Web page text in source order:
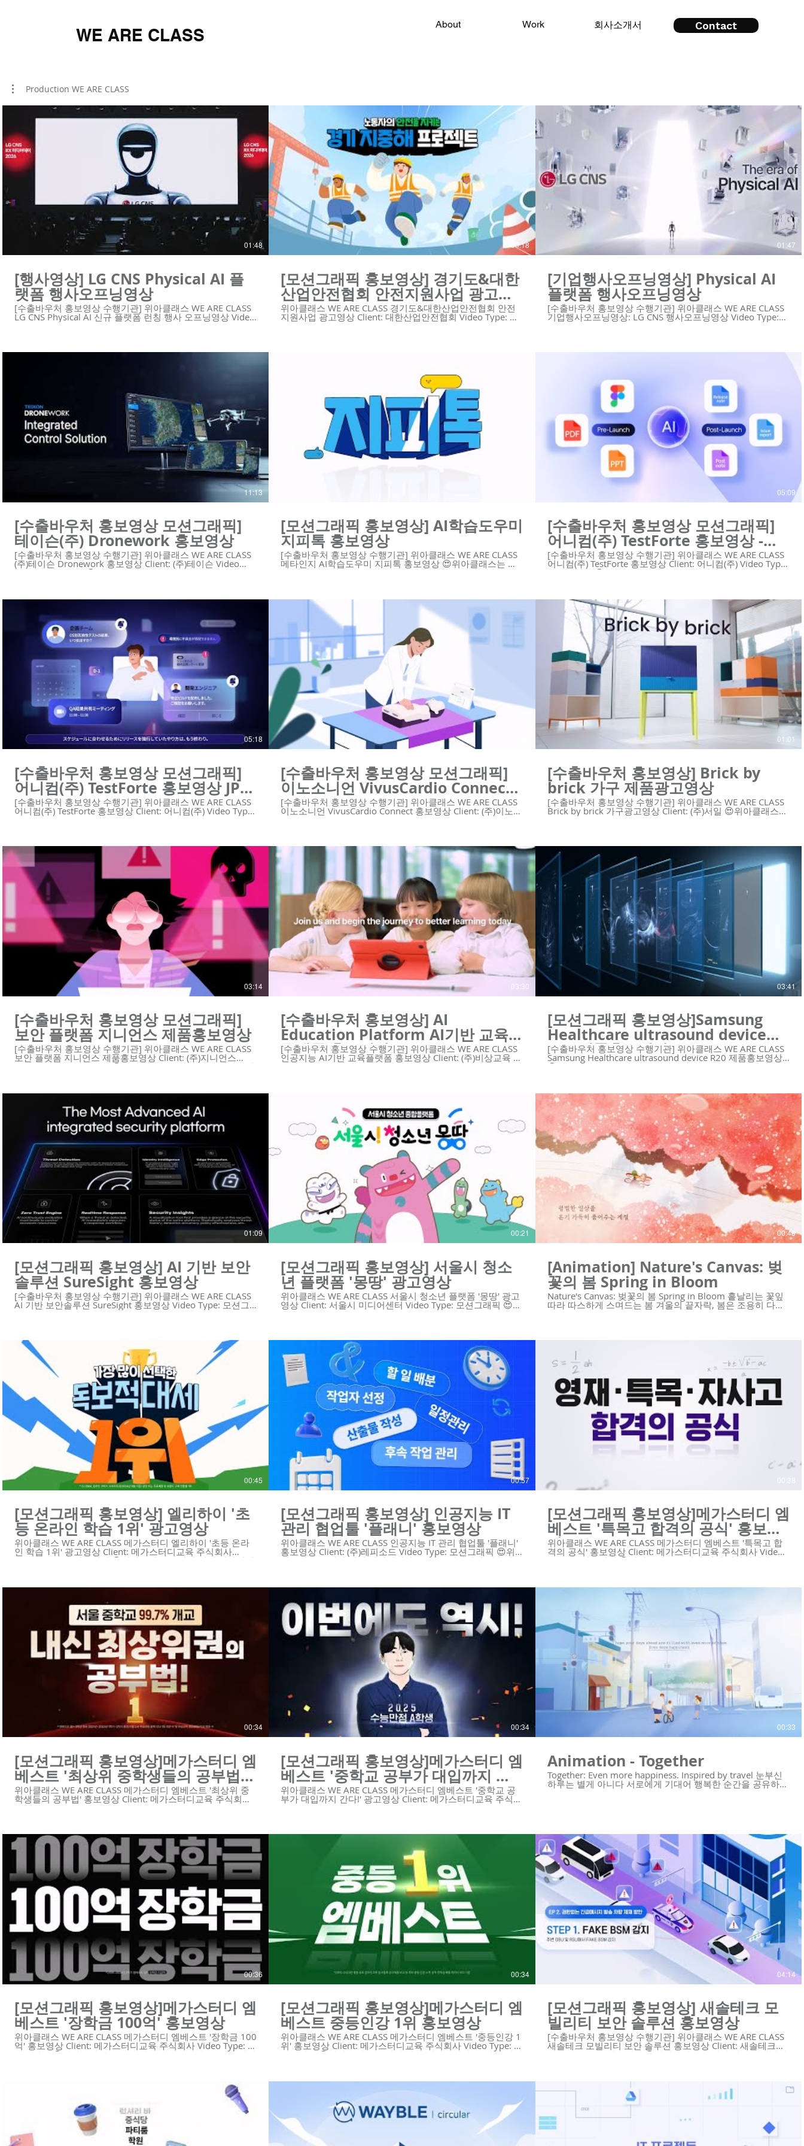
WE ARE CLASS
About Work 회사소개서 Contact
Production WE ARE CLASS
01:48
[행사영상] LG CNS Physical AI 플
랫폼 행사오프닝영상
[수출바우처 홍보영상 수행기관] 위아클래스 WE ARE CLASS
LG CNS Physical AI 신규 플랫폼 런칭 행사 오프닝영상 Video
Type: 모션그래픽, AI영상 😍위아클래스는 영상 제작 회사입
https://www.weareclass.com/ 👉 영상이 필요하세요? 최적
https://youtu.be/p9EDYvvK9Bg
https://youtu.be/kpo0fJLGFMc https://youtu.be/yCU-
vIJVz14 https://youtu.be/aos5Bwx1-Ec
https://youtu.be/njy9o7SofCc
https://youtu.be/YPW5QqLlKwA
https://youtu.be/j2JvoTsYe8U https://youtu.be/Zc2XbF-
zphI https://youtu.be/7_2JvfQmgRs
--------------------- 제작문의 Tel. 02-6953-0728 Mail.
mkcho@weareclass.com 🌐 Website: www.weareclass.com
00:18
[모션그래픽 홍보영상] 경기도&대한
산업안전협회 안전지원사업 광고영
상
위아클래스 WE ARE CLASS 경기도&대한산업안전협회 안전
지원사업 광고영상 Client: 대한산업안전협회 Video Type: 모
션그래픽 😍위아클래스는 영상 제작 회사입니다. 우리는 혁신
리오 https://youtu.be/NTDWvbvwS4A
https://youtu.be/ugC3AC4nr4I
https://youtu.be/k63M7P9AWaM
https://youtu.be/tRvDxK79uDI
https://youtu.be/UPBN1NEVPDg
https://youtu.be/wLIFMD5J1bI https://youtu.be/zw57-
고 #캐릭터애니메이션 #캐릭터제작 #경기도 #대한산업안전
01:47
[기업행사오프닝영상] Physical AI
플랫폼 행사오프닝영상
[수출바우처 홍보영상 수행기관] 위아클래스 WE ARE CLASS
기업행사오프닝영상: LG CNS 행사오프닝영상 Video Type:
모션그래픽, AI영상 😍위아클래스는 영상 제작 회사입니다.
https://www.weareclass.com/ 👉 영상이 필요하세요? 최적
홍보영상 포트폴리오 https://youtu.be/kmhPRH9RKGY
https://youtu.be/RPsAx7Q5hWk
https://youtu.be/p9EDYvvK9Bg
https://youtu.be/kpo0fJLGFMc https://youtu.be/yCU-
vIJVz14 https://youtu.be/aos5Bwx1-Ec
https://youtu.be/njy9o7SofCc
https://youtu.be/YPW5QqLlKwA
https://youtu.be/j2JvoTsYe8U https://youtu.be/Zc2XbF-
zphI https://youtu.be/7_2JvfQmgRs
https://youtu.be/Ppazlu3660o #행사오프닝 #행사영상 #모
션그래픽영상 #오프닝영상 --------------------------------------------
---------------- 제작문의 Tel. 02-6953-0728 Mail.
mkcho@weareclass.com 🌐 Website: www.weareclass.com
11:13
[수출바우처 홍보영상 모션그래픽]
테이슨(주) Dronework 홍보영상
[수출바우처 홍보영상 수행기관] 위아클래스 WE ARE CLASS
(주)테이슨 Dronework 홍보영상 Client: (주)테이슨 Video
Type: 모션그래픽 😍위아클래스는 영상 제작 회사입니다. 우
https://www.weareclass.com/ 👉 영상이 필요하세요? 최적
다! :D : https://www.weareclass.com/contact 🔍 모션그래픽
홍보영상 포트폴리오 https://youtu.be/RPsAx7Q5hWk
https://youtu.be/p9EDYvvK9Bg
https://youtu.be/kpo0fJLGFMc https://youtu.be/yCU-
vIJVz14 https://youtu.be/aos5Bwx1-Ec
https://youtu.be/njy9o7SofCc
https://youtu.be/YPW5QqLlKwA
https://youtu.be/j2JvoTsYe8U https://youtu.be/Zc2XbF-
zphI https://youtu.be/7_2JvfQmgRs
https://youtu.be/Ppazlu3660o #Teixon #dronework
#aidrone #drone #dronesolutions #모션그래픽 #홍보영상
#수출바우처홍보영상 #수출바우처 ---------------------------------
--------------------------- 제작문의 Tel. 02-6953-0728 Mail.
mkcho@weareclass.com 🌐 Website: www.weareclass.com
[모션그래픽 홍보영상] AI학습도우미
지피톡 홍보영상
[수출바우처 홍보영상 수행기관] 위아클래스 WE ARE CLASS
메타인지 AI학습도우미 지피톡 홍보영상 😍위아클래스는 영
상 제작 회사입니다. 우리는 혁신적인 기술의 스타트업과 기
요? 최적의 영상제작 계획을 통해 차별화된 영상을 제작할 수
있습니다! :D : https://www.weareclass.com/contact 🔍 유사
포트폴리오 https://youtu.be/NTDWvbvwS4A
https://youtu.be/nVtZ3uApqaY
https://youtu.be/ugC3AC4nr4I
https://youtu.be/k63M7P9AWaM
https://youtu.be/tRvDxK79uDI
https://youtu.be/UPBN1NEVPDg
https://youtu.be/wLIFMD5J1bI https://youtu.be/zw57-
2B1DB0 #모션그래픽 #모션그래픽홍보영상 #모션그래픽광
고 #타이포모션 #AI교육 #AI학습 #인강 #지피톡 ---------------
--------------------------------------------- 제작문의 Tel. 02-6953-
0728 Mail. mkcho@weareclass.com Web.
www.weareclass.com
05:09
[수출바우처 홍보영상 모션그래픽]
어니컴(주) TestForte 홍보영상 -
ENG ver.
[수출바우처 홍보영상 수행기관] 위아클래스 WE ARE CLASS
어니컴(주) TestForte 홍보영상 Client: 어니컴(주) Video Type:
모션그래픽 😍위아클래스는 영상 제작 회사입니다. 우리는 혁
영상이 필요하세요? 최적의 영상제작 계획을 통해 차별화된
영상을 제작할 수 있습니다! :D :
https://www.weareclass.com/contact 🔍 모션그래픽 홍보영
상 포트폴리오 https://youtu.be/RPsAx7Q5hWk
https://youtu.be/p9EDYvvK9Bg
https://youtu.be/kpo0fJLGFMc https://youtu.be/yCU-
vIJVz14 https://youtu.be/aos5Bwx1-Ec
https://youtu.be/njy9o7SofCc
https://youtu.be/YPW5QqLlKwA
https://youtu.be/j2JvoTsYe8U https://youtu.be/Zc2XbF-
zphI https://youtu.be/7_2JvfQmgRs
https://youtu.be/Ppazlu3660o #어니컴 #Testforte #ai #자
동화 솔루션 #모션그래픽 #홍보영상 #수출바우처홍보영상 #
수출바우처 ------------------------------------------------------------ 제
작문의 Tel. 02-6953-0728 Mail. mkcho@weareclass.com 🌐
Check our Website: www.weareclass.com
05:18
[수출바우처 홍보영상 모션그래픽]
어니컴(주) TestForte 홍보영상 JPN
ver.
[수출바우처 홍보영상 수행기관] 위아클래스 WE ARE CLASS
어니컴(주) TestForte 홍보영상 Client: 어니컴(주) Video Type:
모션그래픽 😍위아클래스는 영상 제작 회사입니다. 우리는 혁
영상이 필요하세요? 최적의 영상제작 계획을 통해 차별화된
영상을 제작할 수 있습니다! :D :
https://www.weareclass.com/contact 🔍 모션그래픽 홍보영
상 포트폴리오 https://youtu.be/RPsAx7Q5hWk
https://youtu.be/p9EDYvvK9Bg
https://youtu.be/kpo0fJLGFMc https://youtu.be/yCU-
vIJVz14 https://youtu.be/aos5Bwx1-Ec
https://youtu.be/njy9o7SofCc
https://youtu.be/YPW5QqLlKwA
https://youtu.be/j2JvoTsYe8U https://youtu.be/Zc2XbF-
zphI https://youtu.be/7_2JvfQmgRs
https://youtu.be/Ppazlu3660o #어니컴 #Testforte #ai #자
동화 솔루션 #모션그래픽 #홍보영상 #수출바우처홍보영상 #
작문의 Tel. 02-6953-0728 Mail. mkcho@weareclass.com 🌐
Check our Website: www.weareclass.com
[수출바우처 홍보영상 모션그래픽]
이노소니언 VivusCardio Connect
홍보영상
[수출바우처 홍보영상 수행기관] 위아클래스 WE ARE CLASS
이노소니언 VivusCardio Connect 홍보영상 Client: (주)이노소
니언 Video Type: 모션그래픽 😍위아클래스는 영상 제작 회사
https://www.weareclass.com/ 👉 영상이 필요하세요? 최적
의 영상제작 계획을 통해 차별화된 영상을 제작할 수 있습니
다! :D : https://www.weareclass.com/contact 🔍 모션그래픽
홍보영상 포트폴리오 https://youtu.be/p9EDYvvK9Bg
https://youtu.be/kpo0fJLGFMc https://youtu.be/yCU-
vIJVz14 https://youtu.be/aos5Bwx1-Ec
https://youtu.be/njy9o7SofCc
https://youtu.be/YPW5QqLlKwA
https://youtu.be/j2JvoTsYe8U https://youtu.be/Zc2XbF-
zphI https://youtu.be/7_2JvfQmgRs
https://youtu.be/Ppazlu3660o #이노소니언 #vivuscardio #
모션그래픽 #홍보영상 #cprtraining #수출바우처홍보영상 #
수출바우처 ------------------------------------------------------------ 제
작문의 Tel. 02-6953-0728 Mail. mkcho@weareclass.com
Web. www.weareclass.com
01:01
[수출바우처 홍보영상] Brick by
brick 가구 제품광고영상
[수출바우처 홍보영상 수행기관] 위아클래스 WE ARE CLASS
Brick by brick 가구광고영상 Client: (주)서일 😍위아클래스는
영상 제작 회사입니다. 우리는 혁신적인 기술의 기업을 위한
의 영상제작 계획을 통해 차별화된 영상을 제작할 수 있습니
다! :D : https://www.weareclass.com/contact 🔍 홍보영상
포트폴리오 https://youtu.be/brwjdg50zBE
https://youtu.be/p9EDYvvK9Bg
https://youtu.be/kpo0fJLGFMc https://youtu.be/yCU-
vIJVz14 https://youtu.be/aos5Bwx1-Ec
https://youtu.be/njy9o7SofCc
https://youtu.be/YPW5QqLlKwA
https://youtu.be/j2JvoTsYe8U https://youtu.be/Zc2XbF-
zphI https://youtu.be/7_2JvfQmgRs
https://youtu.be/Ppazlu3660o #제품광고영상 #제품홍보영
상 #수출바우처홍보영상 #광고촬영 #수출바우처 --------------
---------------------------------------------- 제작문의 Tel. 02-6953-
0728 Mail. mkcho@weareclass.com Web.
www.weareclass.com
03:14
[수출바우처 홍보영상 모션그래픽]
보안 플랫폼 지니언스 제품홍보영상
[수출바우처 홍보영상 수행기관] 위아클래스 WE ARE CLASS
보안 플랫폼 지니언스 제품홍보영상 Client: (주)지니언스
Video Type: 모션그래픽 😍위아클래스는 영상 제작 회사입니
https://www.weareclass.com/ 👉 영상이 필요하세요? 최적
의 영상제작 계획을 통해 차별화된 영상을 제작할 수 있습니
다! :D : https://www.weareclass.com/contact 🔍 모션그래픽
홍보영상 포트폴리오 https://youtu.be/p9EDYvvK9Bg
https://youtu.be/kpo0fJLGFMc https://youtu.be/yCU-
vIJVz14 https://youtu.be/aos5Bwx1-Ec
https://youtu.be/njy9o7SofCc
https://youtu.be/YPW5QqLlKwA
https://youtu.be/j2JvoTsYe8U https://youtu.be/Zc2XbF-
zphI https://youtu.be/7_2JvfQmgRs
https://youtu.be/Ppazlu3660o #지니언스 #모션그래픽 #홍
보영상 #보안플랫폼 #수출바우처홍보영상 -----------------------
------------------------------------- 제작문의 Tel. 02-6953-0728
Mail. mkcho@weareclass.com Web. www.weareclass.com
03:30
[수출바우처 홍보영상] AI
Education Platform AI기반 교육
플랫폼 홍보영상
[수출바우처 홍보영상 수행기관] 위아클래스 WE ARE CLASS
인공지능 AI기반 교육플랫폼 홍보영상 Client: (주)비상교육 😍
위아클래스는 영상 제작 회사입니다. 우리는 혁신적인 기술의
모션그래픽 홍보영상 포트폴리오
https://youtu.be/brwjdg50zBE
https://youtu.be/p9EDYvvK9Bg
https://youtu.be/kpo0fJLGFMc https://youtu.be/yCU-
vIJVz14 https://youtu.be/aos5Bwx1-Ec
https://youtu.be/njy9o7SofCc
https://youtu.be/YPW5QqLlKwA
https://youtu.be/j2JvoTsYe8U https://youtu.be/Zc2XbF-
zphI https://youtu.be/7_2JvfQmgRs
https://youtu.be/Ppazlu3660o #홍보영상 #ai #모션그래픽
홍보영상 #수출바우처홍보영상 #전시회영상 #광고 -----------
------------------------------------------------- 제작문의 Tel. 02-6953-
0728 Mail. mkcho@weareclass.com Web.
www.weareclass.com
03:41
[모션그래픽 홍보영상]Samsung
Healthcare ultrasound device
R20 제품홍보영상
[수출바우처 홍보영상 수행기관] 위아클래스 WE ARE CLASS
Samsung Healthcare ultrasound device R20 제품홍보영상
😍위아클래스는 영상 제작 회사입니다. 우리는 혁신적인 기술
하세요? 최적의 영상제작 계획을 통해 차별화된 영상을 제작
할 수 있습니다! :D : https://www.weareclass.com/contact
🔍 모션그래픽 홍보영상 포트폴리오
https://youtu.be/p9EDYvvK9Bg
https://youtu.be/kpo0fJLGFMc https://youtu.be/yCU-
vIJVz14 https://youtu.be/aos5Bwx1-Ec
https://youtu.be/njy9o7SofCc
https://youtu.be/YPW5QqLlKwA
https://youtu.be/j2JvoTsYe8U https://youtu.be/Zc2XbF-
zphI https://youtu.be/7_2JvfQmgRs
https://youtu.be/Ppazlu3660o #모션그래픽홍보영상 #제품
홍보영상 #삼성헬스케어 #수출바우처홍보영상 -----------------
------------------------------------------- 제작문의 Tel. 02-6953-
0728 Mail. mkcho@weareclass.com Web.
www.weareclass.com
01:09
[모션그래픽 홍보영상] AI 기반 보안
솔루션 SureSight 홍보영상
[수출바우처 홍보영상 수행기관] 위아클래스 WE ARE CLASS
AI 기반 보안솔루션 SureSight 홍보영상 Video Type: 모션그
래픽 😍위아클래스는 영상 제작 회사입니다. 우리는 혁신적인
필요하세요? 최적의 영상제작 계획을 통해 차별화된 영상을
제작할 수 있습니다! :D :
https://www.weareclass.com/contact 🔍 모션그래픽 홍보영
상 포트폴리오 https://youtu.be/p9EDYvvK9Bg
https://youtu.be/kpo0fJLGFMc https://youtu.be/yCU-
vIJVz14 https://youtu.be/aos5Bwx1-Ec
https://youtu.be/njy9o7SofCc
https://youtu.be/YPW5QqLlKwA
https://youtu.be/j2JvoTsYe8U https://youtu.be/Zc2XbF-
zphI https://youtu.be/7_2JvfQmgRs
https://youtu.be/Ppazlu3660o #모션그래픽홍보영상 #모션
그래픽 #홍보영상 #ai #수출바우처홍보영상 ---------------------
--------------------------------------- 제작문의 Tel. 02-6953-0728
Mail. mkcho@weareclass.com Web. www.weareclass.com
00:21
[모션그래픽 홍보영상] 서울시 청소
년 플랫폼 '몽땅' 광고영상
위아클래스 WE ARE CLASS 서울시 청소년 플랫폼 '몽땅' 광고
영상 Client: 서울시 미디어센터 Video Type: 모션그래픽 😍위
아클래스는 영상 제작 회사입니다. 우리는 혁신적인 기술의
상이 필요하세요? 최적의 영상제작 계획을 통해 차별화된 영
상을 제작할 수 있습니다! :D :
https://www.weareclass.com/contact 🔍 유사포트폴리오
https://youtu.be/NTDWvbvwS4A
https://youtu.be/nVtZ3uApqaY
https://youtu.be/ugC3AC4nr4I
https://youtu.be/k63M7P9AWaM
https://youtu.be/tRvDxK79uDI
https://youtu.be/UPBN1NEVPDg
https://youtu.be/wLIFMD5J1bI https://youtu.be/zw57-
2B1DB0 #모션그래픽 #모션그래픽홍보영상 #모션그래픽광
고 #타이포모션 #해치 #서울시 #청소년 #몽땅 ------------------
------------------------------------------ 제작문의 Tel. 02-6953-0728
Mail. mkcho@weareclass.com Web. www.weareclass.com
00:48
[Animation] Nature's Canvas: 벚
꽃의 봄 Spring in Bloom
Nature's Canvas: 벚꽃의 봄 Spring in Bloom 흩날리는 꽃잎
따라 따스하게 스며드는 봄 겨울의 끝자락, 봄은 조용히 다가
와 따스한 손길을 건네온다. 햇살에 물든 길목마다 꽃을 닮은
00:45
[모션그래픽 홍보영상] 엘리하이 '초
등 온라인 학습 1위' 광고영상
위아클래스 WE ARE CLASS 메가스터디 엘리하이 '초등 온라
인 학습 1위' 광고영상 Client: 메가스터디교육 주식회사
Video Type: 모션그래픽 😍위아클래스는 영상 제작 회사입니
https://www.weareclass.com/ 👉 영상이 필요하세요? 최적
다! :D : https://www.weareclass.com/contact 🔍 유사포트폴
리오 https://youtu.be/nVtZ3uApqaY
https://youtu.be/ugC3AC4nr4I
https://youtu.be/k63M7P9AWaM
https://youtu.be/tRvDxK79uDI
https://youtu.be/UPBN1NEVPDg
https://youtu.be/wLIFMD5J1bI https://youtu.be/zw57-
고 #타이포모션 #엘리하이 --------------------------------------------
---------------- 제작문의 Tel. 02-6953-0728 Mail.
mkcho@weareclass.com Web. www.weareclass.com
00:57
[모션그래픽 홍보영상] 인공지능 IT
관리 협업툴 '플래니' 홍보영상
위아클래스 WE ARE CLASS 인공지능 IT 관리 협업툴 '플래니'
홍보영상 Client: (주)레피소드 Video Type: 모션그래픽 😍위
아클래스는 영상 제작 회사입니다. 우리는 혁신적인 기술의
상이 필요하세요? 최적의 영상제작 계획을 통해 차별화된 영
https://www.weareclass.com/contact 🔍 유사포트폴리오
https://youtu.be/nVtZ3uApqaY
https://youtu.be/ugC3AC4nr4I
https://youtu.be/k63M7P9AWaM
https://youtu.be/tRvDxK79uDI
https://youtu.be/UPBN1NEVPDg
https://youtu.be/wLIFMD5J1bI https://youtu.be/zw57-
고 #타이포모션 -----------------------------------------------------------
- 제작문의 Tel. 02-6953-0728 Mail.
mkcho@weareclass.com Web. www.weareclass.com
[모션그래픽 홍보영상]메가스터디 엠
베스트 '특목고 합격의 공식' 홍보영
상
위아클래스 WE ARE CLASS 메가스터디 엠베스트 '특목고 합
격의 공식' 홍보영상 Client: 메가스터디교육 주식회사 Video
Type: 모션그래픽 😍위아클래스는 영상 제작 회사입니다. 우
https://www.weareclass.com/ 👉 영상이 필요하세요? 최적
의 영상제작 계획을 통해 차별화된 영상을 제작할 수 있습니
다! :D : https://www.weareclass.com/contact 🔍 유사포트폴
리오 https://youtu.be/nVtZ3uApqaY
https://youtu.be/ugC3AC4nr4I
https://youtu.be/k63M7P9AWaM
https://youtu.be/tRvDxK79uDI
https://youtu.be/UPBN1NEVPDg
https://youtu.be/wLIFMD5J1bI https://youtu.be/zw57-
2B1DB0 #모션그래픽 #모션그래픽홍보영상 #모션그래픽광
고 #타이포모션 -----------------------------------------------------------
- 제작문의 Tel. 02-6953-0728 Mail.
mkcho@weareclass.com Web. www.weareclass.com
00:34
[모션그래픽 홍보영상]메가스터디 엠
베스트 '최상위 중학생들의 공부법'
홍보영상
위아클래스 WE ARE CLASS 메가스터디 엠베스트 '최상위 중
학생들의 공부법' 홍보영상 Client: 메가스터디교육 주식회사
Video Type: 모션그래픽 😍위아클래스는 영상 제작 회사입니
https://www.weareclass.com/ 👉 영상이 필요하세요? 최적
의 영상제작 계획을 통해 차별화된 영상을 제작할 수 있습니
다! :D : https://www.weareclass.com/contact 🔍 유사포트폴
리오 https://youtu.be/ugC3AC4nr4I
https://youtu.be/k63M7P9AWaM
https://youtu.be/tRvDxK79uDI
https://youtu.be/UPBN1NEVPDg
https://youtu.be/wLIFMD5J1bI https://youtu.be/zw57-
- 제작문의 Tel. 02-6953-0728 Mail.
mkcho@weareclass.com Web. www.weareclass.com
00:34
[모션그래픽 홍보영상]메가스터디 엠
베스트 '중학교 공부가 대입까지 간
다!' 광고영상
위아클래스 WE ARE CLASS 메가스터디 엠베스트 '중학교 공
부가 대입까지 간다!' 광고영상 Client: 메가스터디교육 주식회
사 Video Type: 모션그래픽 😍위아클래스는 영상 제작 회사입
https://www.weareclass.com/ 👉 영상이 필요하세요? 최적
의 영상제작 계획을 통해 차별화된 영상을 제작할 수 있습니
다! :D : https://www.weareclass.com/contact 🔍 유사포트폴
리오 https://youtu.be/ugC3AC4nr4I
https://youtu.be/k63M7P9AWaM
https://youtu.be/tRvDxK79uDI
https://youtu.be/UPBN1NEVPDg
https://youtu.be/wLIFMD5J1bI https://youtu.be/zw57-
고 #타이포모션 -----------------------------------------------------------
- 제작문의 Tel. 02-6953-0728 Mail.
mkcho@weareclass.com Web. www.weareclass.com
00:33
Animation - Together
Together: Even more happiness. Inspired by travel 눈부신
하루는 별게 아니다 서로에게 기대어 행복한 순간을 공유하는
것으로 충분하다 함께 잡은 손은 큰 위로가 되고 함께 바라보
00:36
[모션그래픽 홍보영상]메가스터디 엠
베스트 '장학금 100억' 홍보영상
위아클래스 WE ARE CLASS 메가스터디 엠베스트 '장학금 100
억' 홍보영상 Client: 메가스터디교육 주식회사 Video Type: 모
션그래픽 😍위아클래스는 영상 제작 회사입니다. 우리는 혁신
의 영상제작 계획을 통해 차별화된 영상을 제작할 수 있습니
리오 https://youtu.be/k63M7P9AWaM
https://youtu.be/tRvDxK79uDI
https://youtu.be/UPBN1NEVPDg
https://youtu.be/wLIFMD5J1bI https://youtu.be/zw57-
00:34
[모션그래픽 홍보영상]메가스터디 엠
베스트 중등인강 1위 홍보영상
위아클래스 WE ARE CLASS 메가스터디 엠베스트 '중등인강 1
위' 홍보영상 Client: 메가스터디교육 주식회사 Video Type: 모
션그래픽 😍위아클래스는 영상 제작 회사입니다. 우리는 혁신
https://www.weareclass.com/ 👉 영상이 필요하세요? 최적
의 영상제작 계획을 통해 차별화된 영상을 제작할 수 있습니
다! :D : https://www.weareclass.com/contact 🔍 유사포트폴
리오 https://youtu.be/k63M7P9AWaM
https://youtu.be/tRvDxK79uDI
https://youtu.be/UPBN1NEVPDg
https://youtu.be/wLIFMD5J1bI https://youtu.be/zw57-
04:14
[모션그래픽 홍보영상] 새솔테크 모
빌리티 보안 솔루션 홍보영상
[수출바우처 홍보영상 수행기관] 위아클래스 WE ARE CLASS
새솔테크 모빌리티 보안 솔루션 홍보영상 Client: 새솔테크
Video Type: 모션그래픽 😍위아클래스는 영상 제작 회사입니
https://www.weareclass.com/ 👉 영상이 필요하세요? 최적
의 영상제작 계획을 통해 차별화된 영상을 제작할 수 있습니
다! :D : https://www.weareclass.com/contact 🔍 모션그래픽
홍보영상 포트폴리오 https://youtu.be/p9EDYvvK9Bg
https://youtu.be/kpo0fJLGFMc https://youtu.be/yCU-
vIJVz14 https://youtu.be/aos5Bwx1-Ec